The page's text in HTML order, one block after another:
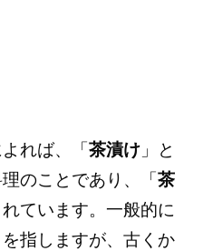
れば、「 茶漬け」と
のことであり、「 茶
ています。一般的に
指しますが、古くか